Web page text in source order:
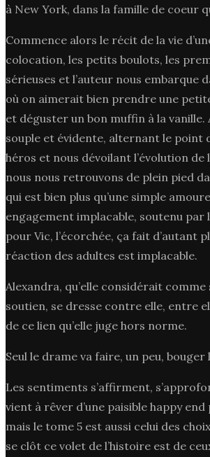
à New York, dans la famille de coeur
Commence alors le récit de la vie
colocation, les petits boulots, les
sérieuses et l’auteur nous embarque
où on aimerait bien prendre une
et déguster un bon muffin à la vanille.
souple et évidente, alternant le point
héros et nous dévoilant l’évolution
nous nous retrouvons de plein pied
qui est bien plus qu’une simple
engagement implacable, soutenu par
pour Vic, l’écorchée, ça fait d’autant
réaction des adultes est implacable.
Alexandra, qu’elle considérait
soutien, se dresse contre elle, entre
de ce lien qu’elle juge hors norme.
Seul le drame va faire, un peu, bouger
Les sentiments s’affirment,
vient à rêver d’une paisible happy
mais le tome 5 est aussi celui des
se clôt ce volet de l’histoire est de